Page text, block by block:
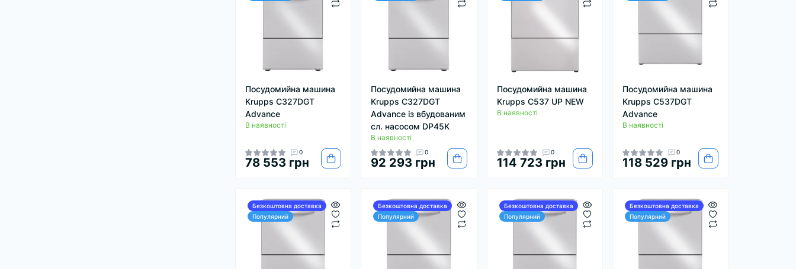
Посудомийна машина
Krupps C327DGT
Advance
В наявності
0
78 553 грн
Посудомийна машина
Krupps C327DGT
Advance із вбудованим
сл. насосом DP45K
В наявності
0
92 293 грн
Посудомийна машина
Krupps C537 UP NEW
В наявності
0
114 723 грн
Посудомийна машина
Krupps C537DGT
Advance
В наявності
0
118 529 грн
Безкоштовна доставка
Популярний
Безкоштовна доставка
Популярний
Безкоштовна доставка
Популярний
Безкоштовна доставка
Популярний